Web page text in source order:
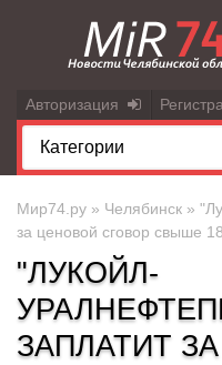
Авторизация
Мир74.ру » Челябинск »
за ценовой сговор свыше
"ЛУКОЙЛ-
ЗАПЛАТИТ